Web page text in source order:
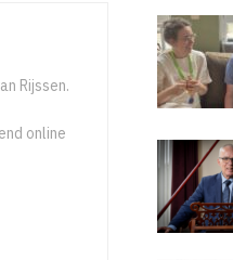
Rijssen.
online